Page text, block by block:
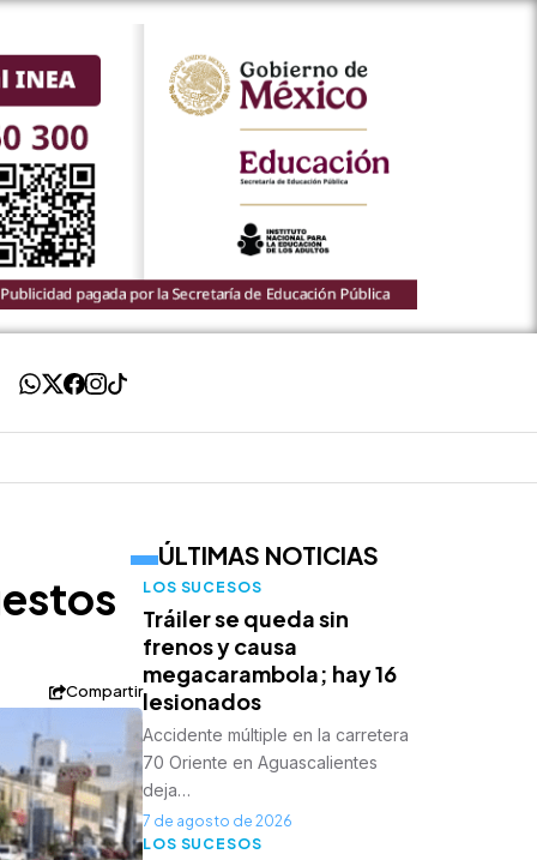
Compartir
ÚLTIMAS NOTICIAS
LOS SUCESOS
Tráiler se queda sin
frenos y causa
megacarambola; hay 16
lesionados
Accidente múltiple en la carretera
70 Oriente en Aguascalientes
deja…
7 de agosto de 2026
LOS SUCESOS